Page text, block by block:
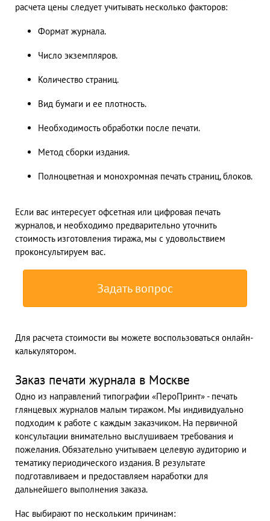
расчета цены следует учитывать несколько факторов:
Формат журнала.
Число экземпляров.
Количество страниц.
Вид бумаги и ее плотность.
Необходимость обработки после печати.
Метод сборки издания.
Полноцветная и монохромная печать страниц, блоков.
Если вас интересует офсетная или цифровая печать
журналов, и необходимо предварительно уточнить
стоимость изготовления тиража, мы с удовольствием
проконсультируем вас.
Задать вопрос
Для расчета стоимости вы можете воспользоваться онлайн-
калькулятором.
Заказ печати журнала в Москве
Одно из направлений типографии «ПероПринт» - печать
глянцевых журналов малым тиражом. Мы индивидуально
подходим к работе с каждым заказчиком. На первичной
консультации внимательно выслушиваем требования и
пожелания. Обязательно учитываем целевую аудиторию и
тематику периодического издания. В результате
подготавливаем и предоставляем наработки для
дальнейшего выполнения заказа.
Нас выбирают по нескольким причинам: